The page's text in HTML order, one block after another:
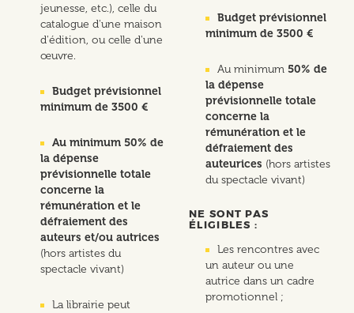
jeunesse, etc.), celle du
catalogue d'une maison
d'édition, ou celle d'une
œuvre.
Budget prévisionnel
minimum de 3500 €
Au minimum 50% de
la dépense
prévisionnelle totale
concerne la
rémunération et le
défraiement des
auteurs et/ou autrices
(hors artistes du
spectacle vivant)
La librairie peut
Budget prévisionnel
minimum de 3500 €
Au minimum 50% de
la dépense
prévisionnelle totale
concerne la
rémunération et le
défraiement des
auteurices (hors artistes
du spectacle vivant)
NE SONT PAS
ÉLIGIBLES :
Les rencontres avec
un auteur ou une
autrice dans un cadre
promotionnel ;